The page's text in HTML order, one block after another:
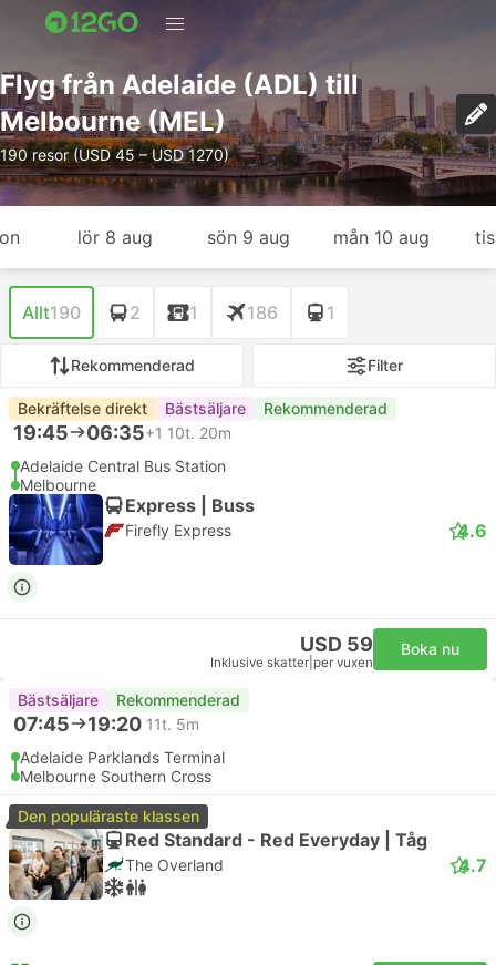
Flyg från Adelaide (ADL) till
Melbourne (MEL)
190 resor (USD 45 – USD 1270)
lör 8 aug sön 9 aug mån 10 aug
Allt190 2 1 186 1
Rekommenderad Filter
Bekräftelse direkt Bästsäljare Rekommenderad
19:45 06:35+1 10t. 20m
Adelaide Central Bus Station
Melbourne
Express | Buss
Firefly Express 4.6
USD 59
Inklusive skatter per vuxen
Boka nu
Bästsäljare Rekommenderad
07:45 19:20 11t. 5m
Adelaide Parklands Terminal
Melbourne Southern Cross
Den populäraste klassen
Red Standard - Red Everyday | Tåg
The Overland 4.7